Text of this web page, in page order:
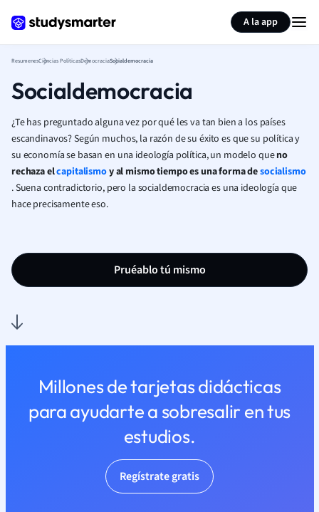
A la app
ResumenesCiencias PolíticasDemocraciaSocialdemocracia
Socialdemocracia
¿Te has preguntado alguna vez por qué les va tan bien a los países
escandinavos? Según muchos, la razón de su éxito es que su política y
su economía se basan en una ideología política, un modelo queno
rechaza elcapitalismoy al mismo tiempo es una forma desocialismo
. Suena contradictorio, pero la socialdemocracia es una ideología que
hace precisamente eso.
Pruéablo tú mismo
Millones de tarjetas didácticas
para ayudarte a sobresalir en tus
estudios.
Regístrate gratis
Resumir página